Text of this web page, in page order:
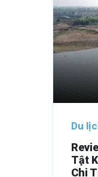
Du
Tật
Chi